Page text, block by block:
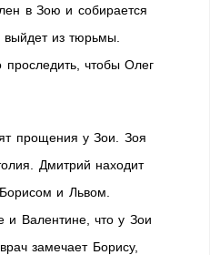
в Зою и собирается
выйдет из тюрьмы.
проследить, чтобы Олег
прощения у Зои. Зоя
Дмитрий находит
и Львом.
и Валентине, что у Зои
замечает Борису,